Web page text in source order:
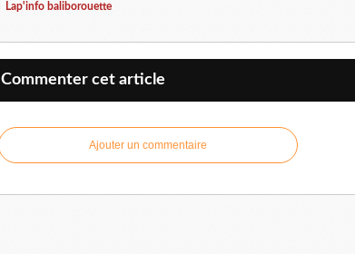
Lap'info baliborouette
Commenter cet article
Ajouter un commentaire